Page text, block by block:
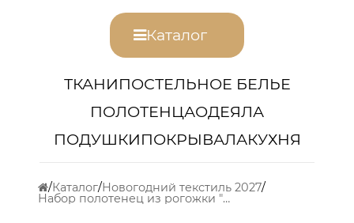
Каталог
ТКАНИПОСТЕЛЬНОЕ БЕЛЬЕ
ПОЛОТЕНЦАОДЕЯЛА
ПОДУШКИПОКРЫВАЛАКУХНЯ
Каталог Новогодний текстиль 2027
Набор полотенец из рогожки "Клубок"